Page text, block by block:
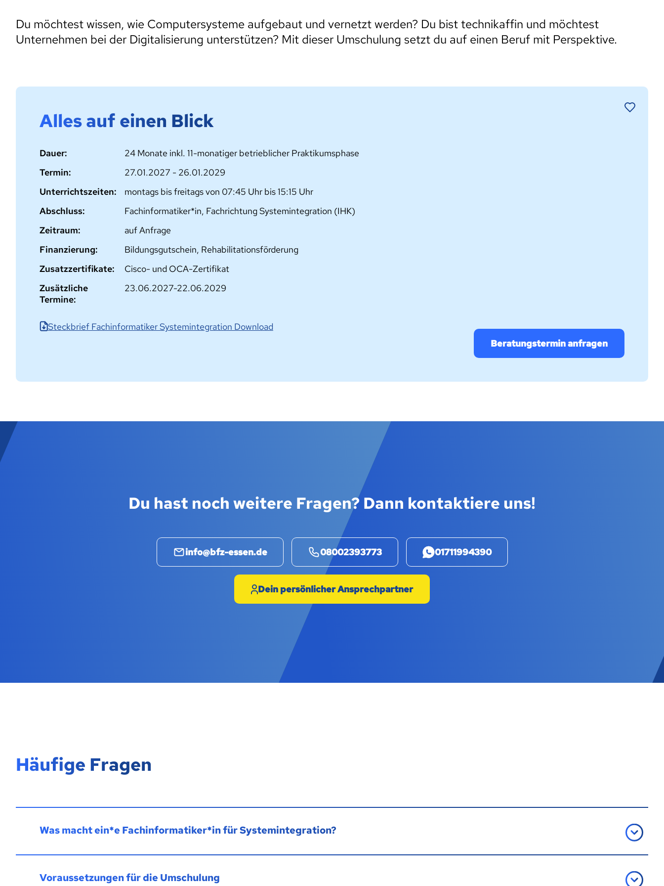
Du möchtest wissen, wie Computersysteme aufgebaut und vernetzt werden? Du bist technikaffin und möchtest
Unternehmen bei der Digitalisierung unterstützen? Mit dieser Umschulung setzt du auf einen Beruf mit Perspektive.
Alles auf einen Blick
Dauer:
24 Monate inkl. 11-monatiger betrieblicher Praktikumsphase
Termin:
27.01.2027 - 26.01.2029
Unterrichtszeiten:
montags bis freitags von 07:45 Uhr bis 15:15 Uhr
Abschluss:
Fachinformatiker*in, Fachrichtung Systemintegration (IHK)
Zeitraum:
auf Anfrage
Finanzierung:
Bildungsgutschein, Rehabilitationsförderung
Zusatzzertifikate:
Cisco- und OCA-Zertifikat
Zusätzliche
Termine:
23.06.2027-22.06.2029
Steckbrief Fachinformatiker Systemintegration Download
Beratungstermin anfragen
Du hast noch weitere Fragen? Dann kontaktiere uns!
info@bfz-essen.de 08002393773 01711994390
Dein persönlicher Ansprechpartner
Häufige Fragen
Was macht ein*e Fachinformatiker*in für Systemintegration?
Voraussetzungen für die Umschulung